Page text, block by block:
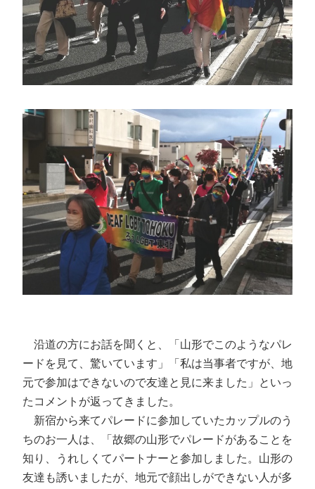
沿道の方にお話を聞くと、「山形でこのようなパレ
ードを見て、驚いています」「私は当事者ですが、地
元で参加はできないので友達と見に来ました」といっ
たコメントが返ってきました。
新宿から来てパレードに参加していたカップルのう
ちのお一人は、「故郷の山形でパレードがあることを
知り、うれしくてパートナーと参加しました。山形の
友達も誘いましたが、地元で顔出しができない人が多